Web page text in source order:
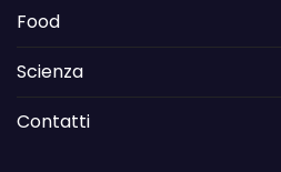
Food
Scienza
Contatti